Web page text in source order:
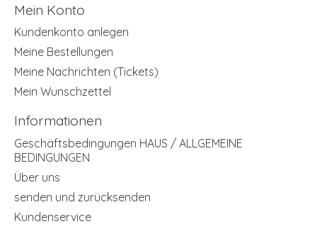
Mein Konto
Kundenkonto anlegen
Meine Bestellungen
Meine Nachrichten (Tickets)
Mein Wunschzettel
Informationen
Geschäftsbedingungen HAUS / ALLGEMEINE
BEDINGUNGEN
Über uns
senden und zurücksenden
Kundenservice